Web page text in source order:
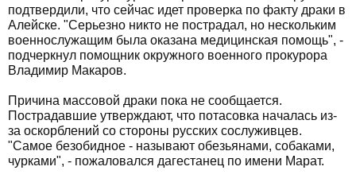
подтвердили, что сейчас идет проверка по факту драки в
Алейске. "Серьезно никто не пострадал, но нескольким
военнослужащим была оказана медицинская помощь", -
подчеркнул помощник окружного военного прокурора
Владимир Макаров.
Причина массовой драки пока не сообщается.
Пострадавшие утверждают, что потасовка началась из-
за оскорблений со стороны русских сослуживцев.
"Самое безобидное - называют обезьянами, собаками,
чурками", - пожаловался дагестанец по имени Марат.